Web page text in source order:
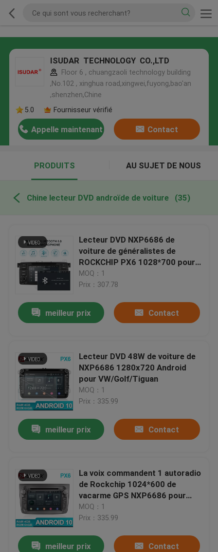
ISUDAR TECHNOLOGY CO.,LTD
Floor 6 , chuangzaoli technology building
,No.102 , xinghua road,xingwei,fuyong,bao'an
,shenzhen,Chine
5.0
Fournisseur vérifié
Appelle maintenant Contact
PRODUITS AU SUJET DE NOUS
Chine lecteur DVD androïde de voiture (35)
Lecteur DVD NXP6686 de
voiture de généralistes de
ROCKCHIP PX6 1028*700 pour
BMW/E46/M3
MOQ：1
Prix：307.78
meilleur prix Contact
Lecteur DVD 48W de voiture de
NXP6686 1280x720 Android
pour VW/Golf/Tiguan
MOQ：1
Prix：335.99
meilleur prix Contact
La voix commandent 1 autoradio
de Rockchip 1024*600 de
vacarme GPS NXP6686 pour
l'alpha mito romeo
MOQ：1
Prix：335.99
meilleur prix Contact